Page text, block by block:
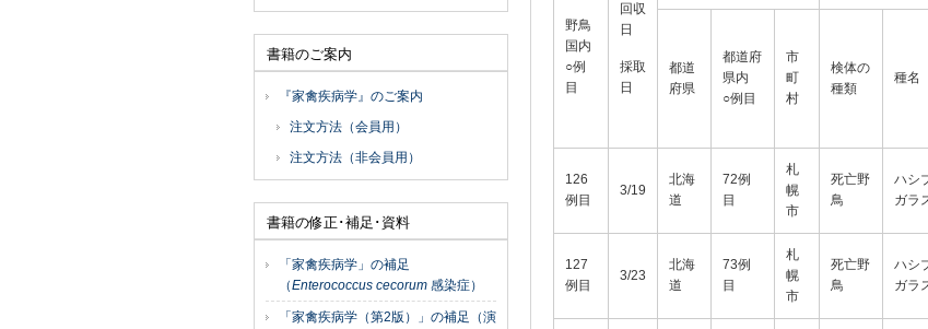
野鳥
国内
○例
目
回収
日
採取
日
都道
府県
都道府
県内
○例目
市
町
村
検体の
種類
種名
126
例目
3/19
北海
道
72例
目
札
幌
市
死亡野
鳥
ハシ
ガラ
127
例目
3/23
北海
道
73例
目
札
幌
市
死亡野
鳥
ハシ
ガラ
書籍のご案内
『家禽疾病学』のご案内
注文方法（会員用）
注文方法（非会員用）
書籍の修正･補足･資料
「家禽疾病学」の補足
（Enterococcus cecorum 感染症）
「家禽疾病学（第2版）」の補足（演